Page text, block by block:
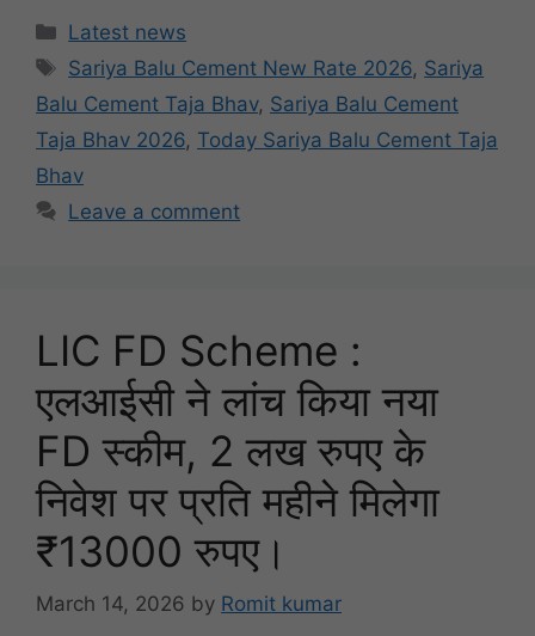
Categories
Latest news
Tags
Sariya Balu Cement New Rate 2026, Sariya
Balu Cement Taja Bhav, Sariya Balu Cement
Taja Bhav 2026, Today Sariya Balu Cement Taja
Bhav
Leave a comment
LIC FD Scheme :
एलआईसी ने लांच किया नया
FD स्कीम, 2 लख रुपए के
निवेश पर प्रति महीने मिलेगा
₹13000 रुपए।
March 14, 2026 by Romit kumar